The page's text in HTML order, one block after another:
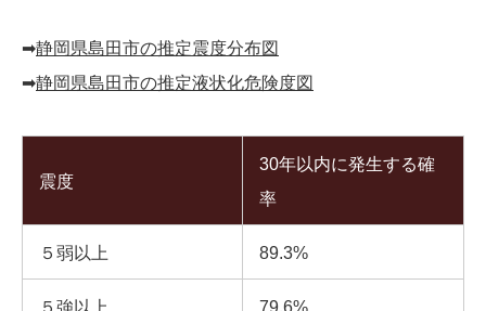
➡︎静岡県島田市の推定震度分布図
➡︎静岡県島田市の推定液状化危険度図
震度
30年以内に発生する確
率
５弱以上 89.3%